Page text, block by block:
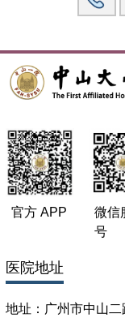
篇。并参与当代内
以及肾脏替代治疗
肾病综合征及狼疮
官方 APP
微信
号
医院地址
地址：广州市中山二